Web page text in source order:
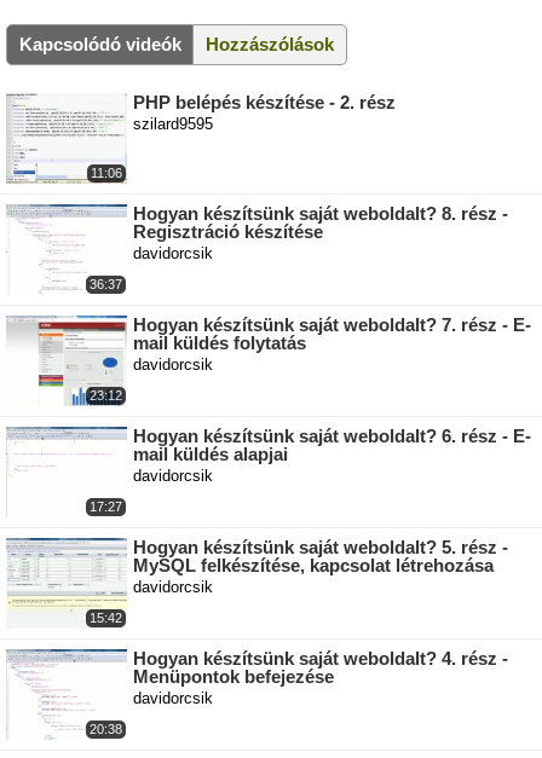
Kapcsolódó videók Hozzászólások
11:06
PHP belépés készítése - 2. rész
szilard9595
36:37
Hogyan készítsünk saját weboldalt? 8. rész -
Regisztráció készítése
davidorcsik
23:12
Hogyan készítsünk saját weboldalt? 7. rész - E-
mail küldés folytatás
davidorcsik
17:27
Hogyan készítsünk saját weboldalt? 6. rész - E-
mail küldés alapjai
davidorcsik
15:42
Hogyan készítsünk saját weboldalt? 5. rész -
MySQL felkészítése, kapcsolat létrehozása
davidorcsik
20:38
Hogyan készítsünk saját weboldalt? 4. rész -
Menüpontok befejezése
davidorcsik